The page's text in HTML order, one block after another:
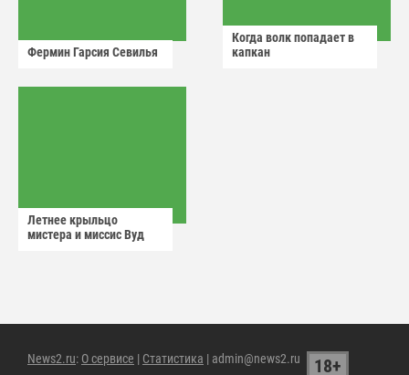
Фермин Гарсия Севилья
Когда волк попадает в
капкан
Летнее крыльцо
мистера и миссис Вуд
News2.ru: О сервисе | Статистика | admin@news2.ru 18+